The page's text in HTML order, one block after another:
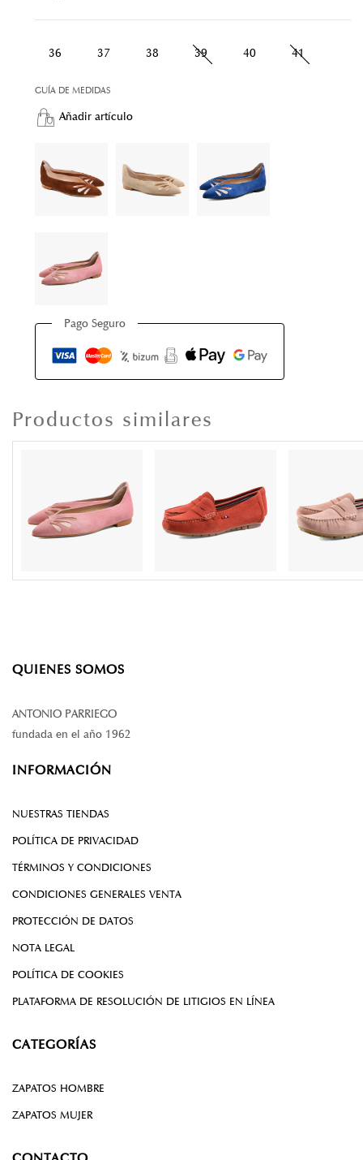
36 37 38 39 40 41
GUÍA DE MEDIDAS
Añadir artículo
Pago Seguro
Productos similares
QUIENES SOMOS
ANTONIO PARRIEGO
fundada en el año 1962
INFORMACIÓN
NUESTRAS TIENDAS
POLÍTICA DE PRIVACIDAD
TÉRMINOS Y CONDICIONES
CONDICIONES GENERALES VENTA
PROTECCIÓN DE DATOS
NOTA LEGAL
POLÍTICA DE COOKIES
PLATAFORMA DE RESOLUCIÓN DE LITIGIOS EN LÍNEA
CATEGORÍAS
ZAPATOS HOMBRE
ZAPATOS MUJER